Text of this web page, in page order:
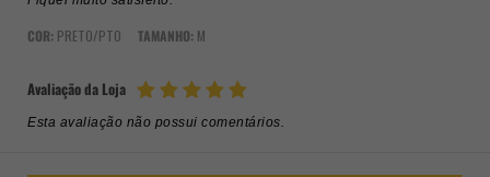
COR: PRETO/PTO TAMANHO: M
Avaliação da Loja
Esta avaliação não possui comentários.